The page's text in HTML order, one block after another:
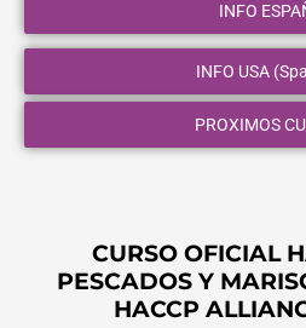
INFO
INFO USA
PROXIMOS
CURSO OFICIAL
PESCADOS Y
HACCP